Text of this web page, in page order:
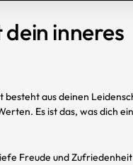
dein
besteht aus deinen
Es ist das, was dich
Freude und Zufriedenheit